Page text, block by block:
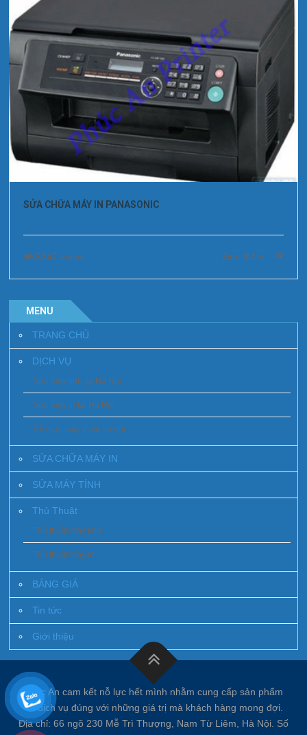
SỬA CHỮA MÁY IN PANASONIC
5247 views Đọc thêm...
MENU
TRANG CHỦ
DỊCH VỤ
Sửa máy tính tại Hà Nội
Sửa máy in tai Hà Nội
Đổ mực máy in tai hà nội
SỬA CHỮA MÁY IN
SỬA MÁY TÍNH
Thủ Thuật
Thủ thuật máy tính
Thủ thuật máy in
BẢNG GIÁ
Tin tức
Giới thiệu
Phúc An cam kết nỗ lực hết mình nhằm cung cấp sản phẩm
và dịch vụ đúng với những giá trị mà khách hàng mong đợi.
Địa chỉ: 66 ngõ 230 Mễ Trì Thượng, Nam Từ Liêm, Hà Nội. Số